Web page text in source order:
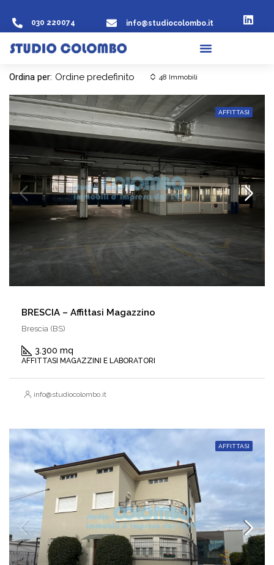
030 220074 info@studiocolombo.it
48 Immobili
Ordina per: Ordine predefinito
AFFITTASI
BRESCIA – Affittasi Magazzino
Brescia (BS)
3.300 mq
AFFITTASI MAGAZZINI E LABORATORI
info@studiocolombo.it
AFFITTASI